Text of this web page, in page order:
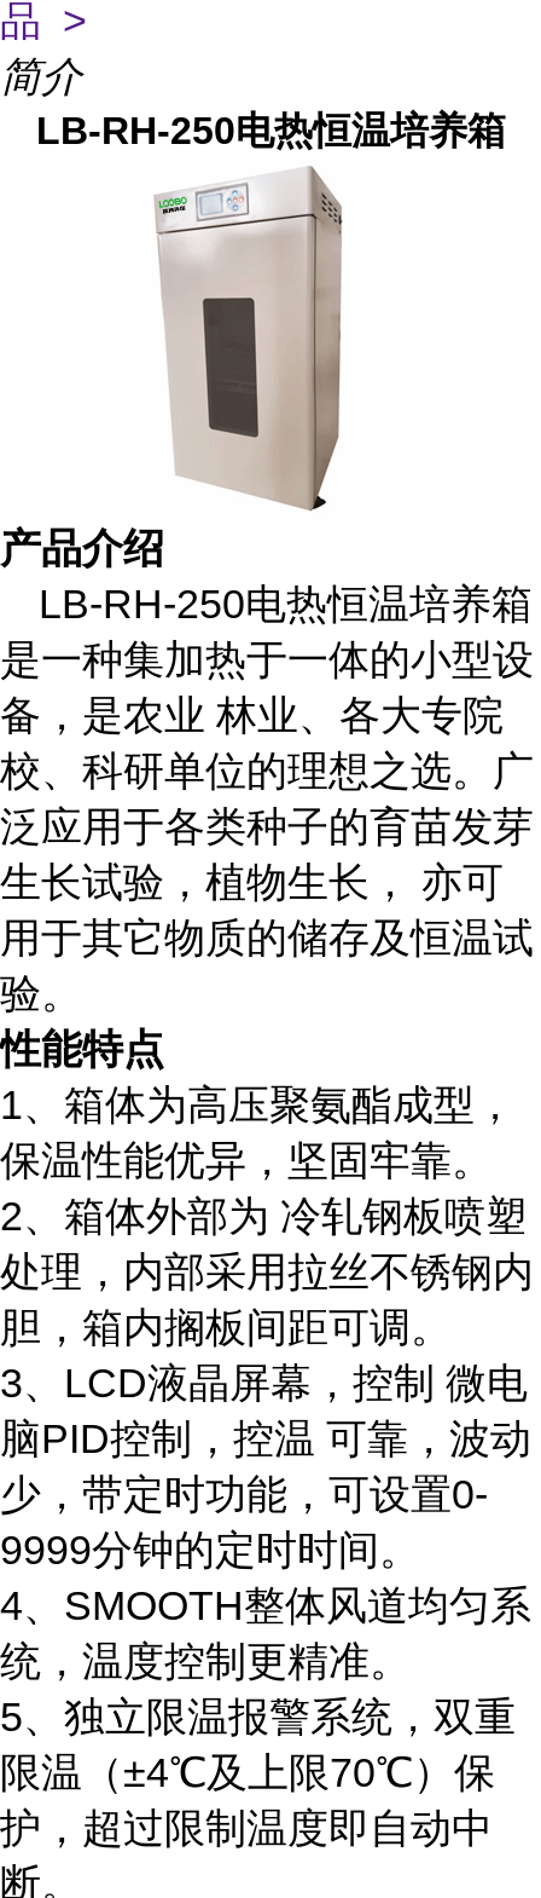
品 >
简介
LB-RH-250电热恒温培养箱
产品介绍
LB-RH-250电热恒温培养箱
是一种集加热于一体的小型设
备，是农业 林业、各大专院
校、科研单位的理想之选。广
泛应用于各类种子的育苗发芽
生长试验，植物生长，
亦可
用于其它物质的储存及恒温试
验。
性能特点
1、 箱体为高压聚氨酯成型，
保温性能优异，坚固牢靠。
2、 箱体外部为 冷轧钢板喷塑
处理，内部采用拉丝不锈钢内
胆，箱内搁板间距可调。
3、LCD液晶屏幕，控制 微电
脑PID控制，控温 可靠，波动
少，带定时功能，可设置0-
9999分钟的定时时间。
4、SMOOTH整体风道均匀系
统，温度控制更精准。
5、 独立限温报警系统，双重
限温（±4℃及上限70℃）保
护，超过限制温度即自动中
断。